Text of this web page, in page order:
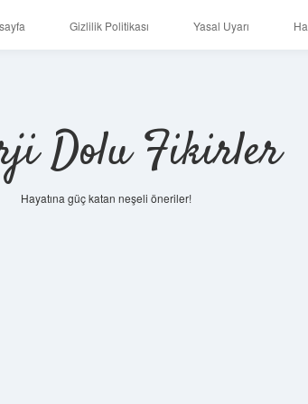
Gizlilik Politikası Yasal Uyarı
Dolu Fikirler
Hayatına güç katan neşeli öneriler!